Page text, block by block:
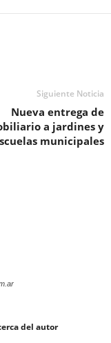
Siguiente Noticia
Nueva entrega de
a jardines y
municipales
del autor